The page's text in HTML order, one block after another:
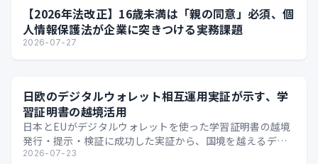
【2026年法改正】16歳未満は「親の同意」必須、個
人情報保護法が企業に突きつける実務課題
2026-07-27
日欧のデジタルウォレット相互運用実証が示す、学
習証明書の越境活用
日本とEUがデジタルウォレットを使った学習証明書の越境
発行・提示・検証に成功した実証から、国境を越えるデジ
タル証明の可能性を整理します。
2026-07-23